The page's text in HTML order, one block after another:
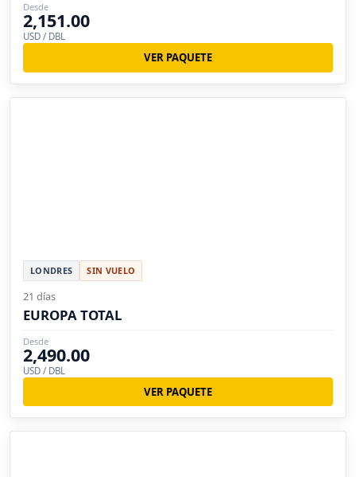
Desde
2,151.00
USD / DBL
VER PAQUETE
LONDRES SIN VUELO
21 días
EUROPA TOTAL
Desde
2,490.00
USD / DBL
VER PAQUETE